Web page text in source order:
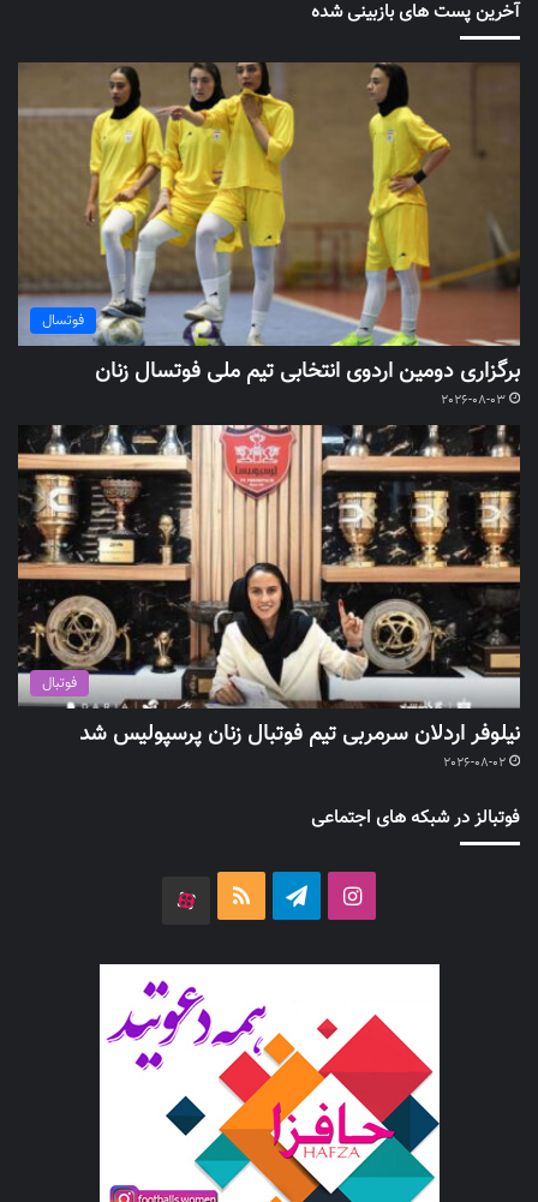
آخرین پست های بازبینی شده
فوتسال
برگزاری دومین اردوی انتخابی تیم ملی فوتسال زنان
2026-08-03
فوتبال
نیلوفر اردلان سرمربی تیم فوتبال زنان پرسپولیس شد
2026-08-02
فوتبالز در شبکه های اجتماعی
اینستاگرامتلگرام خوراک